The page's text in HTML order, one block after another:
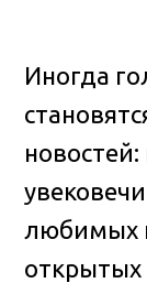
Иногда
любимых